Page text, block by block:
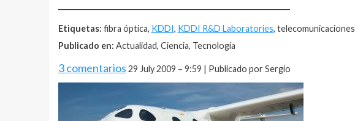
Etiquetas: fibra óptica, KDDI, KDDI R&D Laboratories, telecomunicaciones
Publicado en: Actualidad, Ciencia, Tecnología
3 comentarios 29 July 2009 – 9:59 | Publicado por Sergio